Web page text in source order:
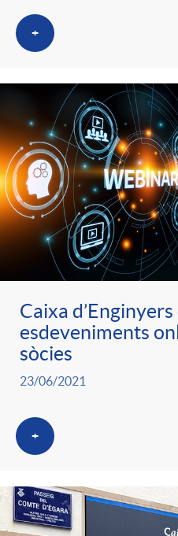
+
Caixa
esdeveniments
sòcies
23/06/2021
+